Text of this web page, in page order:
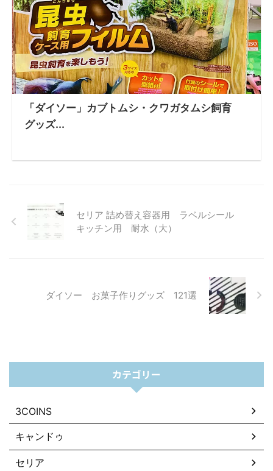
「ダイソー」カブトムシ・クワガタムシ飼育
グッズ...
セリア 詰め替え容器用 ラベルシール
キッチン用 耐水（大）
ダイソー お菓子作りグッズ 121選
カテゴリー
3COINS
キャンドゥ
セリア